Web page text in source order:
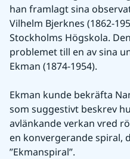
han framlagt sina
Vilhelm Bjerknes (1862-
Stockholms Högskola.
problemet till en av sina
Ekman (1874-1954).
Ekman kunde bekräfta
som suggestivt beskrev
avlänkande verkan vred
en konvergerande spiral,
”Ekmanspiral”.